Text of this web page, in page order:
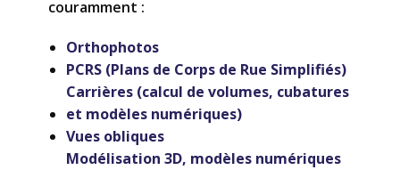
couramment :
Orthophotos
PCRS (Plans de Corps de Rue Simplifiés)
Carrières (calcul de volumes, cubatures
et modèles numériques)
Vues obliques
Modélisation 3D, modèles numériques